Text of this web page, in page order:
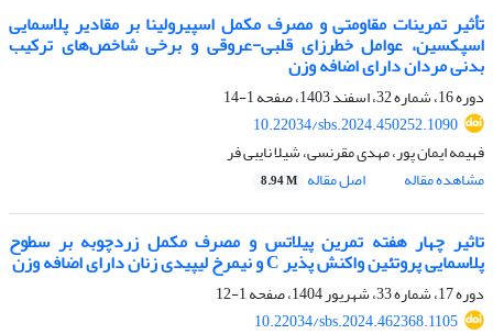
تأثیر تمرینات مقاومتی و مصرف مکمل اسپیرولینا بر مقادیر پلاسمایی
اسپکسین، عوامل خطرزای قلبی-عروقی و برخی شاخص‌های ترکیب
بدنی مردان دارای اضافه وزن
دوره 16، شماره 32، اسفند 1403، صفحه
1-14
10.22034/sbs.2024.450252.1090
فهیمه ایمان پور، مهدی مقرنسی، شیلا نایبی فر
مشاهده مقاله
اصل مقاله 8.94 M
تاثیر چهار هفته تمرین پیلاتس و مصرف مکمل زردچوبه بر سطوح
پلاسمایی پروتئین واکنش پذیر C و نیمرخ لیپیدی زنان دارای اضافه وزن
دوره 17، شماره 33، شهریور 1404، صفحه
1-12
10.22034/sbs.2024.462368.1105